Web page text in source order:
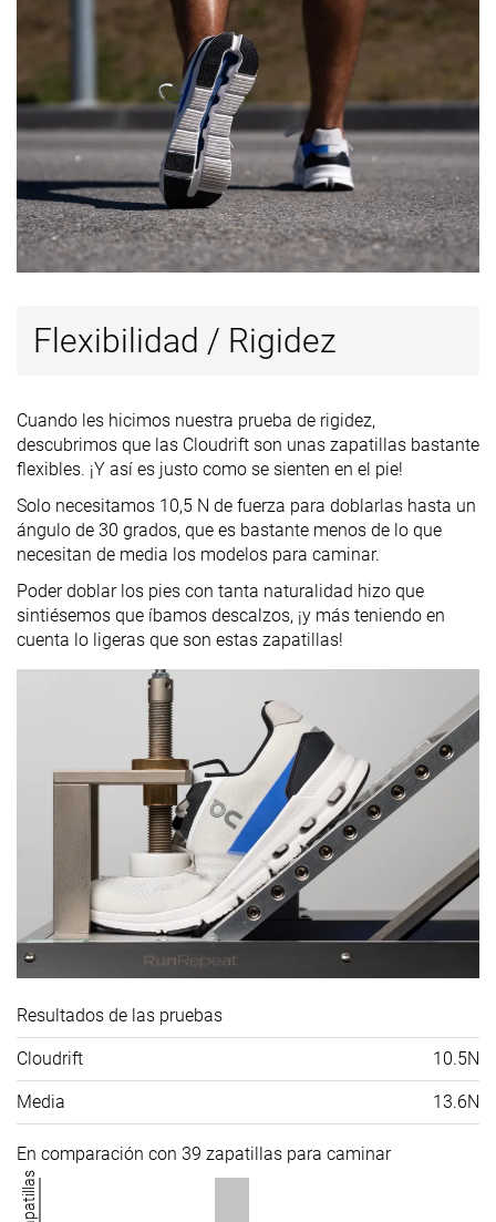
Flexibilidad / Rigidez
Cuando les hicimos nuestra prueba de rigidez,
descubrimos que las Cloudrift son unas zapatillas bastante
flexibles. ¡Y así es justo como se sienten en el pie!
Solo necesitamos 10,5 N de fuerza para doblarlas hasta un
ángulo de 30 grados, que es bastante menos de lo que
necesitan de media los modelos para caminar.
Poder doblar los pies con tanta naturalidad hizo que
sintiésemos que íbamos descalzos, ¡y más teniendo en
cuenta lo ligeras que son estas zapatillas!
Resultados de las pruebas
Cloudrift 10.5N
Media 13.6N
En comparación con 39 zapatillas para caminar